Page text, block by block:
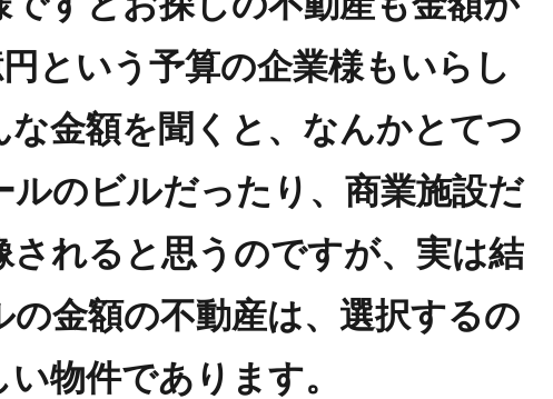
という予算の企業様もいらし
な金額を聞くと、なんかとてつ
ルのビルだったり、商業施設だ
されると思うのですが、実は結
の金額の不動産は、選択するの
物件であります。